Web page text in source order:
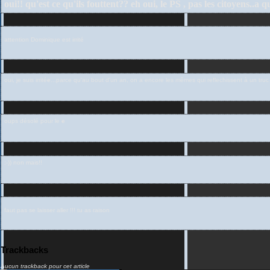
Trackbacks
Aucun trackback pour cet article